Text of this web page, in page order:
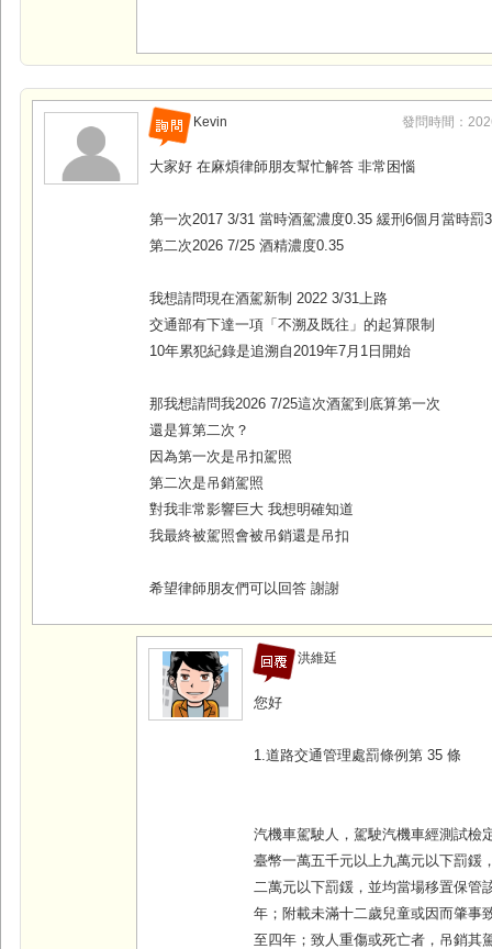
Kevin 發問時間：
大家好 在麻煩律師朋友幫忙解答 非常困惱
第一次2017 3/31 當時酒駕濃度0.35 緩刑6個月當時罰
第二次2026 7/25 酒精濃度0.35
我想請問現在酒駕新制 2022 3/31上路
交通部有下達一項「不溯及既往」的起算限制
10年累犯紀錄是追溯自2019年7月1日開始
那我想請問我2026 7/25這次酒駕到底算第一次
還是算第二次？
因為第一次是吊扣駕照
第二次是吊銷駕照
對我非常影響巨大 我想明確知道
我最終被駕照會被吊銷還是吊扣
希望律師朋友們可以回答 謝謝
洪維廷
您好
1.道路交通管理處罰條例第 35 條
汽機車駕駛人，駕駛汽機車經測試檢
臺幣一萬五千元以上九萬元以下罰鍰
二萬元以下罰鍰，並均當場移置保管
年；附載未滿十二歲兒童或因而肇事
至四年；致人重傷或死亡者，吊銷其